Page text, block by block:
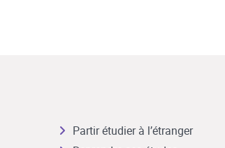
Partir étudier à l’étranger